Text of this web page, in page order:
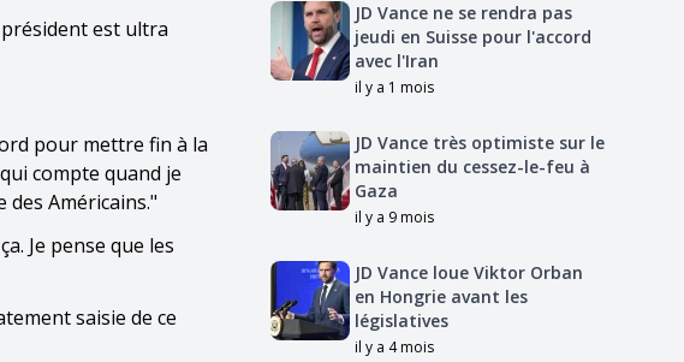
est ultra
pour mettre fin à la
compte quand je
Américains."
Je pense que les
saisie de ce
JD Vance ne se rendra pas
jeudi en Suisse pour l'accord
avec l'Iran
il y a 1 mois
JD Vance très optimiste sur le
maintien du cessez-le-feu à
Gaza
il y a 9 mois
JD Vance loue Viktor Orban
en Hongrie avant les
législatives
il y a 4 mois